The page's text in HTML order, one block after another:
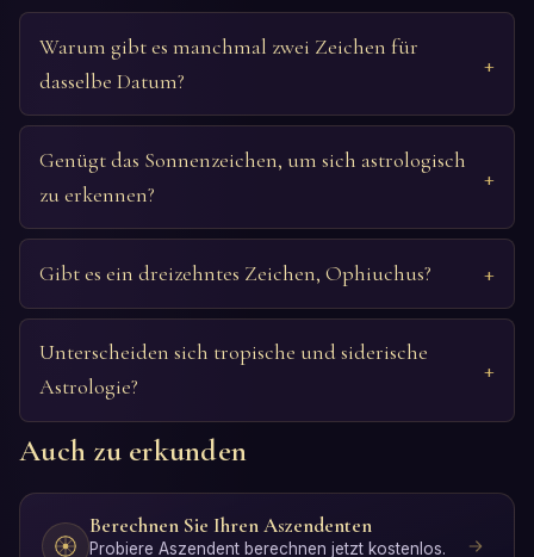
Warum gibt es manchmal zwei Zeichen für
dasselbe Datum?
Genügt das Sonnenzeichen, um sich astrologisch
zu erkennen?
Gibt es ein dreizehntes Zeichen, Ophiuchus?
Unterscheiden sich tropische und siderische
Astrologie?
Auch zu erkunden
Berechnen Sie Ihren Aszendenten
Probiere Aszendent berechnen jetzt kostenlos.